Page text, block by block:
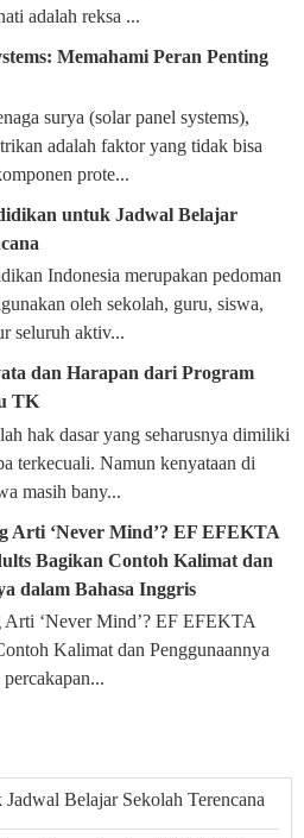
adalah reksa ...
Memahami Peran Penting
surya (solar panel systems),
adalah faktor yang tidak bisa
prote...
untuk Jadwal Belajar
Indonesia merupakan pedoman
oleh sekolah, guru, siswa,
seluruh aktiv...
dan Harapan dari Program
TK
hak dasar yang seharusnya dimiliki
terkecuali. Namun kenyataan di
masih bany...
Arti ‘Never Mind’? EF EFEKTA
Bagikan Contoh Kalimat dan
dalam Bahasa Inggris
‘Never Mind’? EF EFEKTA
Kalimat dan Penggunaannya
Belajar Sekolah Terencana